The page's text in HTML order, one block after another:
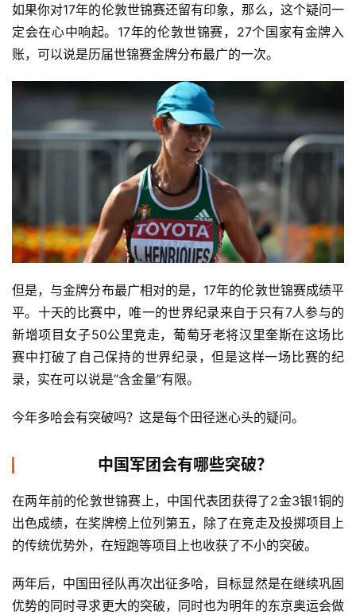
如果你对17年的伦敦世锦赛还留有印象，那么，这个疑问一
定会在心中响起。17年的伦敦世锦赛，27个国家有金牌入
账，可以说是历届世锦赛金牌分布最广的一次。
但是，与金牌分布最广相对的是，17年的伦敦世锦赛成绩平
平。十天的比赛中，唯一的世界纪录来自于只有7人参与的
新增项目女子50公里竞走，葡萄牙老将汉里奎斯在这场比
赛中打破了自己保持的世界纪录，但是这样一场比赛的纪
录，实在可以说是“含金量”有限。
今年多哈会有突破吗？这是每个田径迷心头的疑问。
中国军团会有哪些突破？
在两年前的伦敦世锦赛上，中国代表团获得了2金3银1铜的
出色成绩，在奖牌榜上位列第五，除了在竞走及投掷项目上
的传统优势外，在短跑等项目上也收获了不小的突破。
两年后，中国田径队再次出征多哈，目标显然是在继续巩固
优势的同时寻求更大的突破，同时也为明年的东京奥运会做